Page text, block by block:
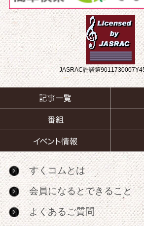
JASRAC許諾第
すくコムとは
会員になるとできること
よくあるご質問